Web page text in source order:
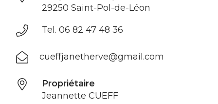
29250 Saint-Pol-de-Léon
Tel. 06 82 47 48 36
cueffjanetherve@gmail.com
Propriétaire
Jeannette CUEFF